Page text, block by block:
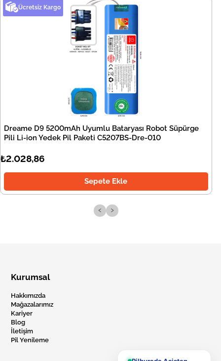
Ücretsiz Kargo
Dreame D9 5200mAh Uyumlu Bataryası Robot Süpürge
Pili Li-ion Yedek Pil Paketi C5207BS-Dre-010
₺2.028,86
Sepete Ekle
‹ ›
Kurumsal
Hakkımızda
Mağazalarımız
Kariyer
Blog
İletişim
Pil Yenileme